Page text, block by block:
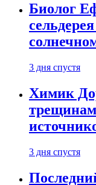
Биолог
3 дня спустя
Химик
3 дня спустя